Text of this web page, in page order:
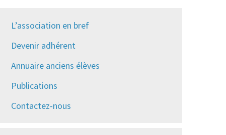
L’association en bref
Devenir adhérent
Annuaire anciens élèves
Publications
Contactez-nous